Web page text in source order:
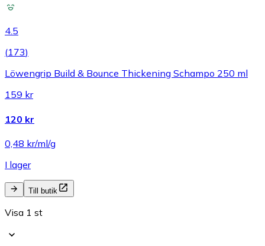
4.5
(173)
Löwengrip Build & Bounce Thickening Schampo 250 ml
159 kr
120 kr
0,48 kr/ml/g
I lager
Till butik
Visa 1 st